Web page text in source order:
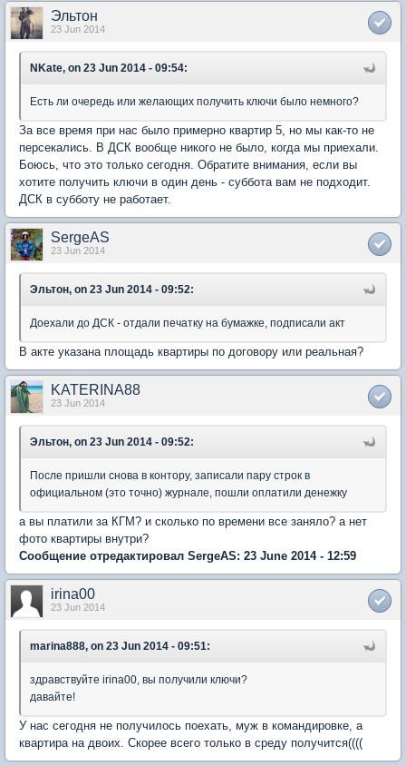
Эльтон
23 Jun 2014
NKate, on 23 Jun 2014 - 09:54:
Есть ли очередь или желающих получить ключи было немного?
За все время при нас было примерно квартир 5, но мы как-то не
персекались. В ДСК вообще никого не было, когда мы приехали.
Боюсь, что это только сегодня. Обратите внимания, если вы
хотите получить ключи в один день - суббота вам не подходит.
ДСК в субботу не работает.
SergeAS
23 Jun 2014
Эльтон, on 23 Jun 2014 - 09:52:
Доехали до ДСК - отдали печатку на бумажке, подписали акт
В акте указана площадь квартиры по договору или реальная?
KATERINA88
23 Jun 2014
Эльтон, on 23 Jun 2014 - 09:52:
После пришли снова в контору, записали пару строк в
официальном (это точно) журнале, пошли оплатили денежку
а вы платили за КГМ? и сколько по времени все заняло? а нет
фото квартиры внутри?
Сообщение отредактировал SergeAS: 23 June 2014 - 12:59
irina00
23 Jun 2014
marina888, on 23 Jun 2014 - 09:51:
здравствуйте irina00, вы получили ключи?
давайте!
У нас сегодня не получилось поехать, муж в командировке, а
квартира на двоих. Скорее всего только в среду получится((((